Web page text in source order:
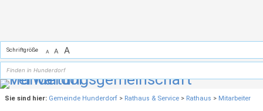
Schriftgröße A A A
Sie sind hier: Gemeinde Hunderdorf > Rathaus & Service > Rathaus > Mitarbeiter